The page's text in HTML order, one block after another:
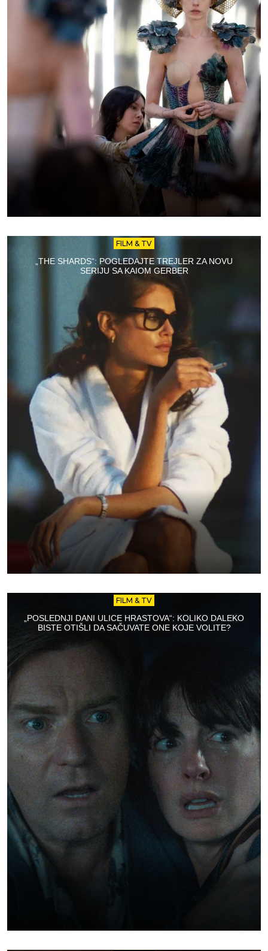
FILM & TV
„THE SHARDS“: POGLEDAJTE TREJLER ZA NOVU
SERIJU SA KAIOM GERBER
FILM & TV
„POSLEDNJI DANI ULICE HRASTOVA“: KOLIKO DALEKO
BISTE OTIŠLI DA SAČUVATE ONE KOJE VOLITE?